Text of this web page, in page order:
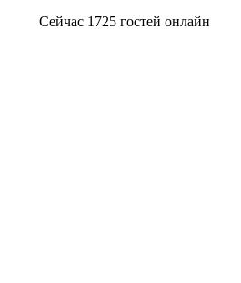
Сейчас 1725 гостей онлайн